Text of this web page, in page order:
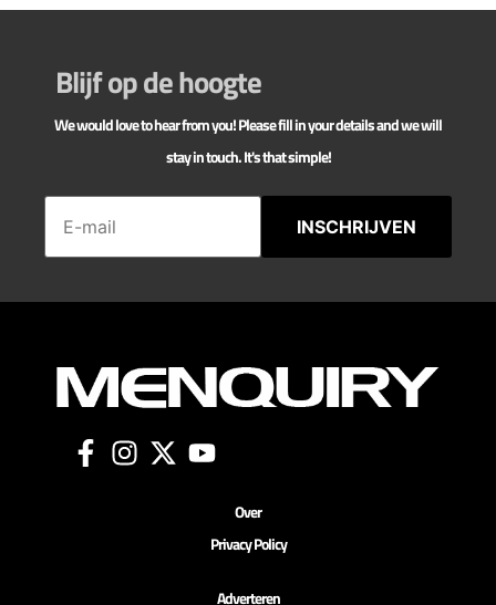
Blijf op de hoogte
We would love to hear from you! Please fill in your details and we will
stay in touch. It's that simple!
INSCHRIJVEN
Over
Privacy Policy
Adverteren